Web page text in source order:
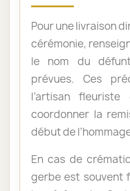
Pour une livraison
cérémonie,
le nom du
prévues. Ces
l’artisan
coordonner la
début de
En cas de
gerbe est souvent